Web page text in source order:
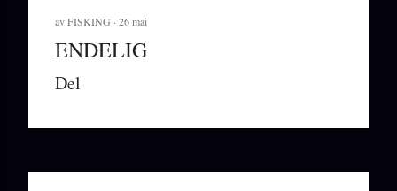
avFISKING 26 mai
ENDELIG
Del